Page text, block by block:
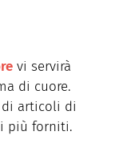
vi servirà
di cuore.
di articoli di
più forniti.